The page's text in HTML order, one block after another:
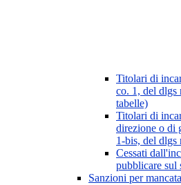
Titolari di
co. 1, del dlgs
tabelle)
Titolari di
direzione o di
1-bis, del dlgs
Cessati
pubblicare sul
Sanzioni per